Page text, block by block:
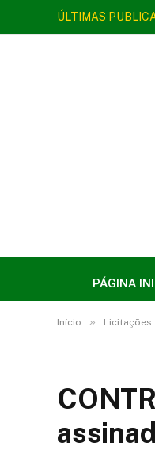
ÚLTIMAS
PÁGINA
Início » Licitações